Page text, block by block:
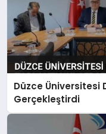
Düzce Üniversitesi
Gerçekleştirdi